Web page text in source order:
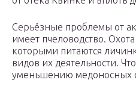
Серьёзные проблемы от
имеет пчеловодство.
которыми питаются
видов их деятельности.
уменьшению медоносных